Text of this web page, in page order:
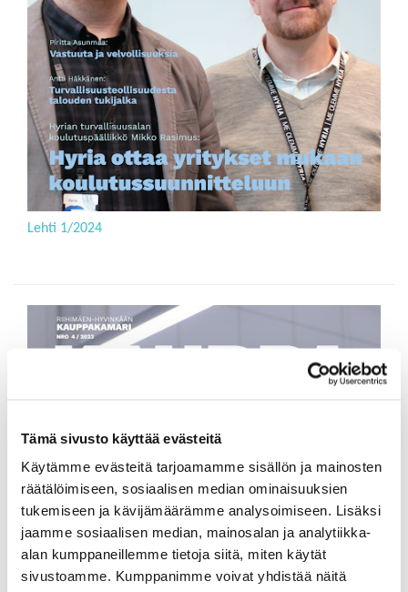
Tämä sivusto käyttää evästeitä
Käytämme evästeitä tarjoamamme sisällön ja mainosten
räätälöimiseen, sosiaalisen median ominaisuuksien
tukemiseen ja kävijämäärämme analysoimiseen. Lisäksi
jaamme sosiaalisen median, mainosalan ja analytiikka-
alan kumppaneillemme tietoja siitä, miten käytät
sivustoamme. Kumppanimme voivat yhdistää näitä
Lehti 1/2024